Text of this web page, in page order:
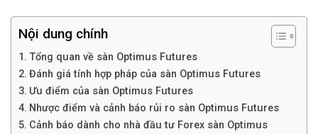
Nội dung chính
Tổng quan về sàn Optimus Futures
Đánh giá tính hợp pháp của sàn Optimus Futures
Ưu điểm của sàn Optimus Futures
Nhược điểm và cảnh báo rủi ro sàn Optimus Futures
Cảnh báo dành cho nhà đầu tư Forex sàn Optimus